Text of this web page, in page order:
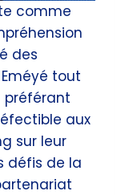
comme
des
tout
préférant
aux
sur leur
défis de la